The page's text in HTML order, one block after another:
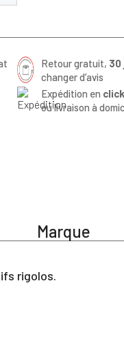
Retour gratuit, 30
changer d’avis
Expédition en
ou livraison à
Marque
rigolos.